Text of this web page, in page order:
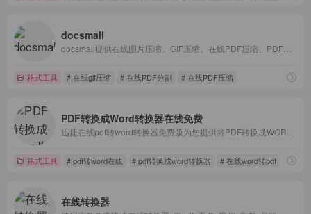
docsmall
格式工具 # 在线gif压缩 # 在线PDF分割 # 在线PDF压缩
PDF转换成Word转换器在线免费
格式工具 # pdf转word在线 # pdf转换成word转换器 # 在线word转pdf
在线转换器